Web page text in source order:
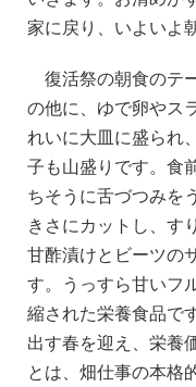
家に戻り、いよいよ
復活祭の朝食のテ
の他に、ゆで卵やス
れいに大皿に盛られ
子も山盛りです。食
ちそうに舌づつみを
きさにカットし、す
甘酢漬けとビーツの
す。うっすら甘いフ
縮された栄養食品で
出す春を迎え、栄養
とは、畑仕事の本格